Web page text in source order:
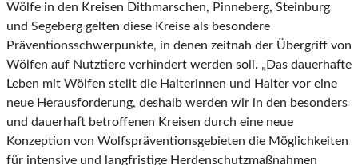
Wölfe in den Kreisen Dithmarschen, Pinneberg, Steinburg
und Segeberg gelten diese Kreise als besondere
Präventionsschwerpunkte, in denen zeitnah der Übergriff von
Wölfen auf Nutztiere verhindert werden soll. „Das dauerhafte
Leben mit Wölfen stellt die Halterinnen und Halter vor eine
neue Herausforderung, deshalb werden wir in den besonders
und dauerhaft betroffenen Kreisen durch eine neue
Konzeption von Wolfspräventionsgebieten die Möglichkeiten
für intensive und langfristige Herdenschutzmaßnahmen